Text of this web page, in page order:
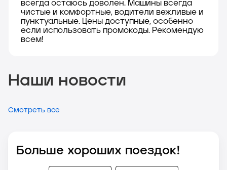
всегда остаюсь доволен. Машины всегда
чистые и комфортные, водители вежливые и
пунктуальные. Цены доступные, особенно
если использовать промокоды. Рекомендую
всем!
Наши новости
Смотреть все
Больше хороших поездок!